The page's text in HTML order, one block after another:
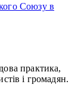
Союзу в
практика,
і громадян.